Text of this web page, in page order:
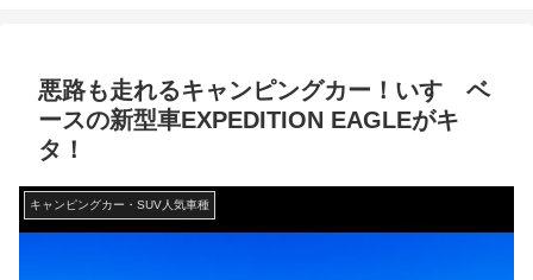
悪路も走れるキャンピングカー！いすゞベ
ースの新型車EXPEDITION EAGLEがキ
タ！
キャンピングカー・SUV人気車種